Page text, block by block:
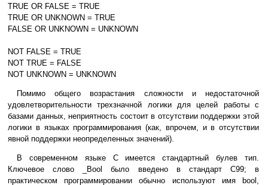
TRUE OR FALSE = TRUE
TRUE OR UNKNOWN = TRUE
FALSE OR UNKNOWN = UNKNOWN
NOT FALSE = TRUE
NOT TRUE = FALSE
NOT UNKNOWN = UNKNOWN
Помимо общего возрастания сложности и недостаточной
удовлетворительности трехзначной логики для целей работы с
базами данных, неприятность состоит в отсутствии поддержки этой
логики в языках программирования (как, впрочем, и в отсутствии
явной поддержки неопределенных значений).
В современном языке C имеется стандартный булев тип.
Ключевое слово _Bool было введено в стандарт C99; в
практическом программировании обычно используют имя bool,